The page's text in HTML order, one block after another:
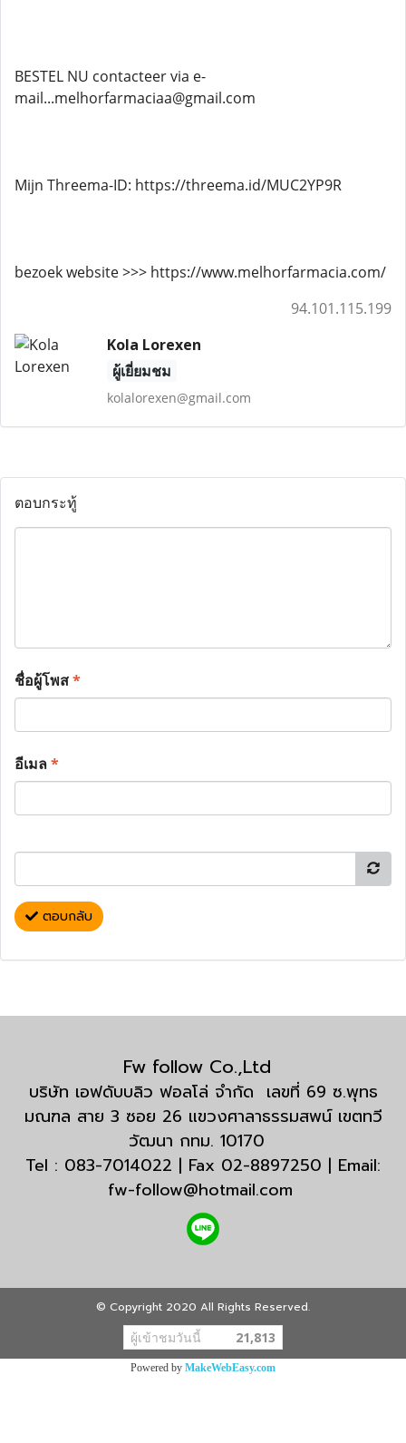
BESTEL NU contacteer via e-
mail...melhorfarmaciaa@gmail.com
Mijn Threema-ID: https://threema.id/MUC2YP9R
bezoek website >>> https://www.melhorfarmacia.com/
94.101.115.199
Kola Lorexen
ผู้เยี่ยมชม
kolalorexen@gmail.com
ตอบกระทู้
ชื่อผู้โพส*
อีเมล*
ตอบกลับ
Fw follow Co.,Ltd
บริษัท เอฟดับบลิว ฟอลโล่ จำกัด เลขที่ 69 ซ.พุทธ
มณฑล สาย 3 ซอย 26 แขวงศาลาธรรมสพน์ เขตทวี
วัฒนา กทม. 10170
Tel : 083-7014022 | Fax 02-8897250 | Email:
fw-follow@hotmail.com
© Copyright 2020 All Rights Reserved.
ผู้เข้าชมวันนี้ 21,813
Powered by MakeWebEasy.com